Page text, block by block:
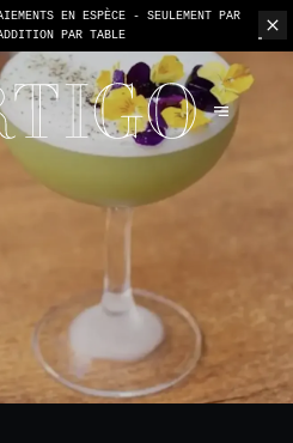
EN ESPÈCE - SEULEMENT PAR
PAR TABLE